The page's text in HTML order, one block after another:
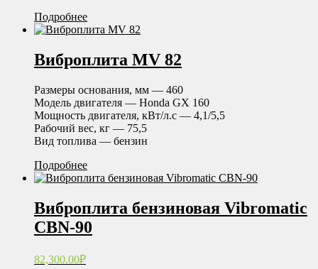
Подробнее
Виброплита MV 82
Размеры основания, мм — 460
Модель двигателя — Honda GX 160
Мощность двигателя, кВт/л.с — 4,1/5,5
Рабочий вес, кг — 75,5
Вид топлива — бензин
Подробнее
Виброплита бензиновая Vibromatic
CBN-90
82,300.00₽